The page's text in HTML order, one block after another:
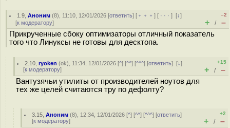
1.9 ,Аноним (8), 11:10, 12/01/2026 [ответить] [ ﹢﹢﹢] [ · · ·][↓]
[к модератору]
–2
+ / –
Прикрученные сбоку оптимизаторы отличный показатель
того что Линуксы не готовы для десктопа.
2.10 ,ryoken (ok), 11:34, 12/01/2026 [^] [^^] [^^^] [ответить][↓]
[к модератору]
+15
+ / –
Вантузячьи утилиты от производителей ноутов для
тех же целей считаются тру по дефолту?
3.15 ,Аноним (8), 12:34, 12/01/2026 [^] [^^] [^^^] [ответить]
[к модератору]
+2
+ / –